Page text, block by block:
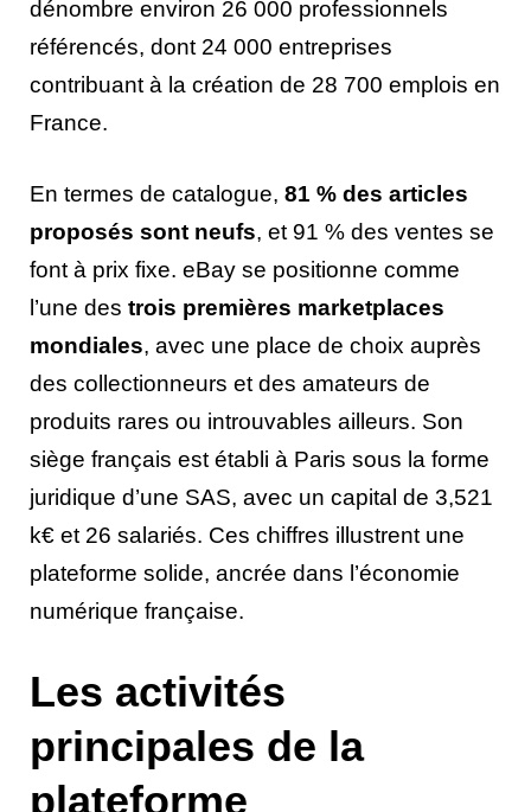
dénombre environ 26 000 professionnels
référencés, dont 24 000 entreprises
contribuant à la création de 28 700 emplois en
France.
En termes de catalogue, 81 % des articles
proposés sont neufs, et 91 % des ventes se
font à prix fixe. eBay se positionne comme
l’une des trois premières marketplaces
mondiales, avec une place de choix auprès
des collectionneurs et des amateurs de
produits rares ou introuvables ailleurs. Son
siège français est établi à Paris sous la forme
juridique d’une SAS, avec un capital de 3,521
k€ et 26 salariés. Ces chiffres illustrent une
plateforme solide, ancrée dans l’économie
numérique française.
Les activités
principales de la
plateforme